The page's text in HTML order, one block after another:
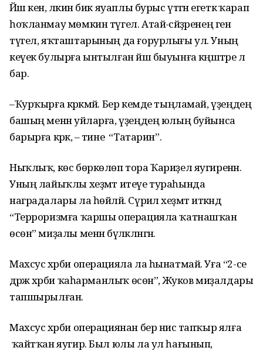
Йәш кенә, ләкин бик яуаплы бурыс үтәгән егеткә ҡарап
һоҡланмау мөмкин түгел. Атай-әсәйҙәренең генә
түгел, яҡташтарының да ғорурлығы ул. Уның
кеүек булырға ынтылған йәш быуынға кәңәштәре лә
бар.
–Ҡурҡырға кәрәкмәй. Бер кемде тыңламай, үҙеңдең
башың менән уйларға, үҙеңдең юлың буйынса
барырға кәрәк, – тине “Татарин”.
Ныҡлыҡ, көс бөркөлөп тора Ҡариҙел яугиренән.
Уның лайыҡлы хеҙмәт итеүе тураһында
наградалары ла һөйләй. Сүриәлә хеҙмәт иткәндә
“Терроризмға ҡаршы операцияла ҡатнашҡан
өсөн” миҙалы менән бүләкләнгән.
Махсус хәрби операцияла ла һынатмай. Уға “2-се
дәрәжә хәрби ҡаһарманлыҡ өсөн”, Жуков миҙалдары
тапшырылған.
Махсус хәрби операциянан бер нисә тапҡыр ялға
ҡайтҡан яугир. Был юлы ла ул һағынып,